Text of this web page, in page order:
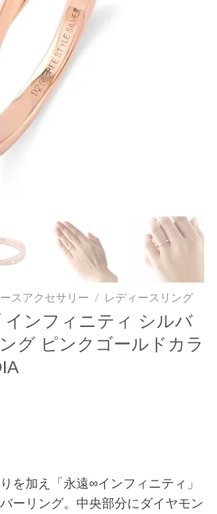
スアクセサリー / レディースリング
ンフィニティ シルバ
グ ピンクゴールドカラ
を加え「永遠∞インフィニティ」
ーリング。中央部分にダイヤモン